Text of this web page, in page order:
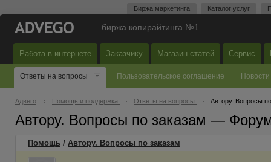
Биржа маркетинга Каталог услуг
— биржа копирайтинга №1
Работа в интернете Заказчику Магазин статей Сервис
Ответы на вопросы Пользовательское соглашение Новости
Адвего Помощь и поддержка Ответы на вопросы Автору. Вопросы
Автору. Вопросы по заказам —
Помощь / Автору. Вопросы по заказам